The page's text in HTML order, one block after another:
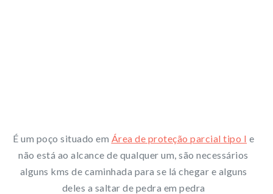
É um poço situado em Área de proteção parcial tipo I e
não está ao alcance de qualquer um, são necessários
alguns kms de caminhada para se lá chegar e alguns
deles a saltar de pedra em pedra